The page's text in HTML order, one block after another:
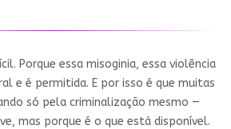
Porque essa misoginia, essa violência
e é permitida. E por isso é que muitas
só pela criminalização mesmo —
mas porque é o que está disponível.